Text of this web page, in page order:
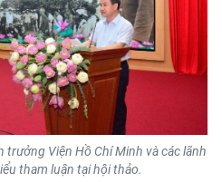
Bắc
trưởng Viện Hồ Chí Minh và các lãnh
tham luận tại hội thảo.